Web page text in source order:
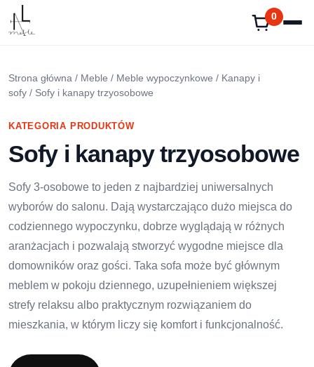
Przejdź
treści
0
Strona główna / Meble / Meble wypoczynkowe / Kanapy i
sofy / Sofy i kanapy trzyosobowe
KATEGORIA PRODUKTÓW
Sofy i kanapy trzyosobowe
Sofy 3-osobowe to jeden z najbardziej uniwersalnych
wyborów do salonu. Dają wystarczająco dużo miejsca do
codziennego wypoczynku, dobrze wyglądają w różnych
aranżacjach i pozwalają stworzyć wygodne miejsce dla
domowników oraz gości. Taka sofa może być głównym
meblem w pokoju dziennego, uzupełnieniem większej
strefy relaksu albo praktycznym rozwiązaniem do
mieszkania, w którym liczy się komfort i funkcjonalność.